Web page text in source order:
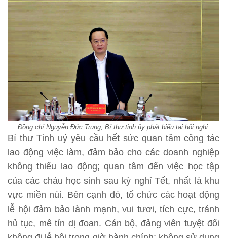
Đồng chí Nguyễn Đức Trung, Bí thư tỉnh ủy phát biểu tại hội nghị.
Bí thư Tỉnh uỷ yêu cầu hết sức quan tâm công tác
lao động việc làm, đảm bảo cho các doanh nghiệp
không thiếu lao động; quan tâm đến việc học tập
của các cháu học sinh sau kỳ nghỉ Tết, nhất là khu
vực miền núi. Bên cạnh đó, tổ chức các hoạt động
lễ hội đảm bảo lành mạnh, vui tươi, tích cực, tránh
hủ tục, mê tín dị đoan. Cán bộ, đảng viên tuyệt đối